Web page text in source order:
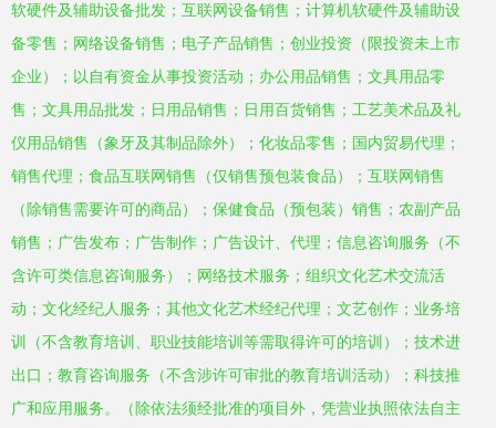
软硬件及辅助设备批发；互联网设备销售；计算机软硬件及辅助设
备零售；网络设备销售；电子产品销售；创业投资（限投资未上市
企业）；以自有资金从事投资活动；办公用品销售；文具用品零
售；文具用品批发；日用品销售；日用百货销售；工艺美术品及礼
仪用品销售（象牙及其制品除外）；化妆品零售；国内贸易代理；
销售代理；食品互联网销售（仅销售预包装食品）；互联网销售
（除销售需要许可的商品）；保健食品（预包装）销售；农副产品
销售；广告发布；广告制作；广告设计、代理；信息咨询服务（不
含许可类信息咨询服务）；网络技术服务；组织文化艺术交流活
动；文化经纪人服务；其他文化艺术经纪代理；文艺创作；业务培
训（不含教育培训、职业技能培训等需取得许可的培训）；技术进
出口；教育咨询服务（不含涉许可审批的教育培训活动）；科技推
广和应用服务。（除依法须经批准的项目外，凭营业执照依法自主